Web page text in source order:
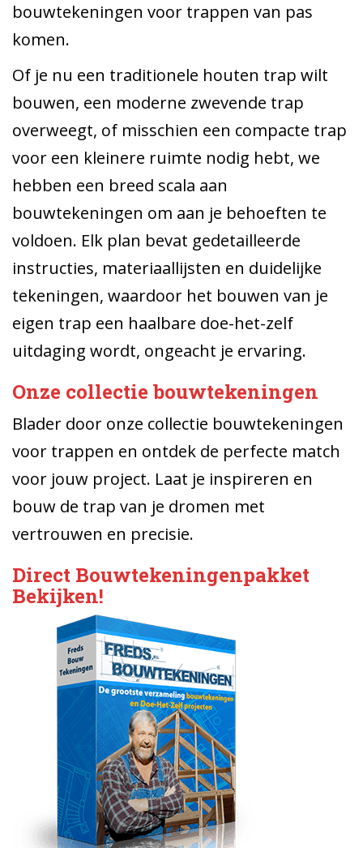
bouwtekeningen voor trappen van pas
komen.
Of je nu een traditionele houten trap wilt
bouwen, een moderne zwevende trap
overweegt, of misschien een compacte trap
voor een kleinere ruimte nodig hebt, we
hebben een breed scala aan
bouwtekeningen om aan je behoeften te
voldoen. Elk plan bevat gedetailleerde
instructies, materiaallijsten en duidelijke
tekeningen, waardoor het bouwen van je
eigen trap een haalbare doe-het-zelf
uitdaging wordt, ongeacht je ervaring.
Onze collectie bouwtekeningen
Blader door onze collectie bouwtekeningen
voor trappen en ontdek de perfecte match
voor jouw project. Laat je inspireren en
bouw de trap van je dromen met
vertrouwen en precisie.
Direct Bouwtekeningenpakket
Bekijken!